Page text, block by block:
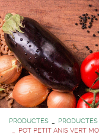
PRODUCTES
POT PETIT ANIS VERT